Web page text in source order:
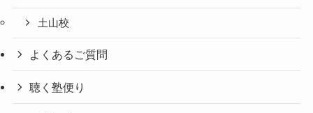
土山校
よくあるご質問
聴く塾便り